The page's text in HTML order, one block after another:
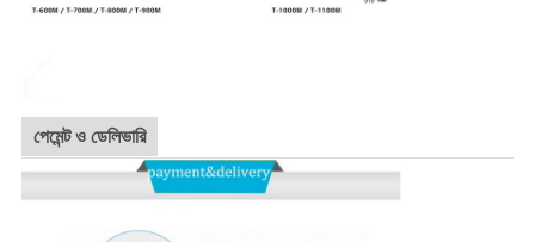
পেমেন্ট ও ডেলিভারি